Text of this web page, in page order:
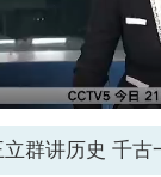
立群讲历史 千古